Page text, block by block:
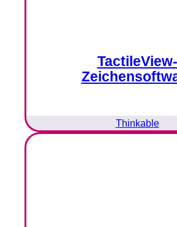
TactileView-
Thinkable